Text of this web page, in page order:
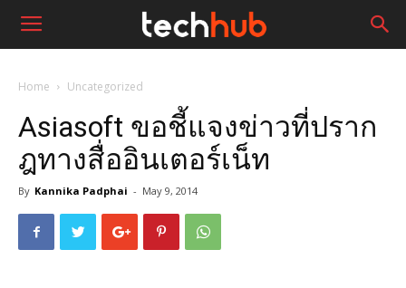
Home Uncategorized
Asiasoft ขอชี้แจงข่าวที่ปราก
ฎทางสื่ออินเตอร์เน็ท
By Kannika Padphai - May 9, 2014